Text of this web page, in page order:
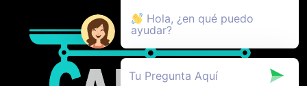
Hola, ¿en qué puedo
ayudar?